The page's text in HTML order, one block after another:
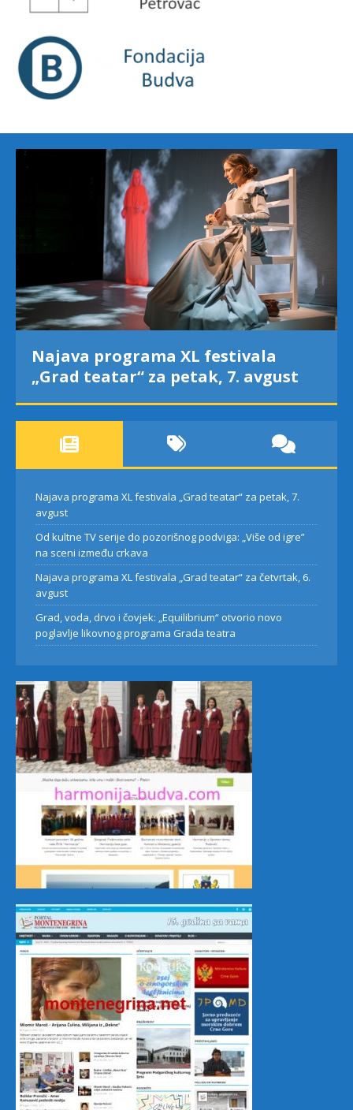
Najava programa XL festivala
„Grad teatar“ za petak, 7. avgust
Najava programa XL festivala „Grad teatar“ za petak, 7.
avgust
Od kultne TV serije do pozorišnog podviga: „Više od igre”
na sceni između crkava
Najava programa XL festivala „Grad teatar“ za četvrtak, 6.
avgust
Grad, voda, drvo i čovjek: „Equilibrium“ otvorio novo
poglavlje likovnog programa Grada teatra